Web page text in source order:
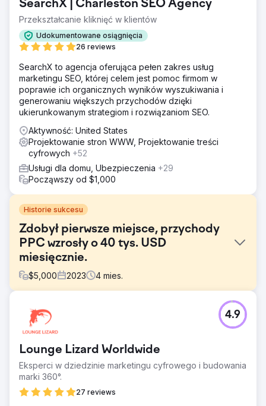
SearchX | Charleston SEO Agency
Przekształcanie kliknięć w klientów
Udokumentowane osiągnięcia
26 reviews
SearchX to agencja oferująca pełen zakres usług
marketingu SEO, której celem jest pomoc firmom w
poprawie ich organicznych wyników wyszukiwania i
generowaniu większych przychodów dzięki
ukierunkowanym strategiom i rozwiązaniom SEO.
Aktywność: United States
Projektowanie stron WWW, Projektowanie treści
cyfrowych +52
Usługi dla domu, Ubezpieczenia +29
Począwszy od $1,000
Historie sukcesu
Zdobył pierwsze miejsce, przychody
PPC wzrosły o 40 tys. USD
miesięcznie.
$5,000 2023 4 mies.
Jeden z naszych klientów z branży zaawansowanych
technologii miał problemy z widocznością, lądując na
przyniosły sprzedaż o wartości prawie 0 USD. Ich
obecność cyfrowa była niewystarczająca, aby skutecznie
konkurować w swojej branży.
Rozwiązanie
Lounge Lizard Worldwide
Eksperci w dziedzinie marketingu cyfrowego i budowania
marki 360°.
27 reviews
4.9